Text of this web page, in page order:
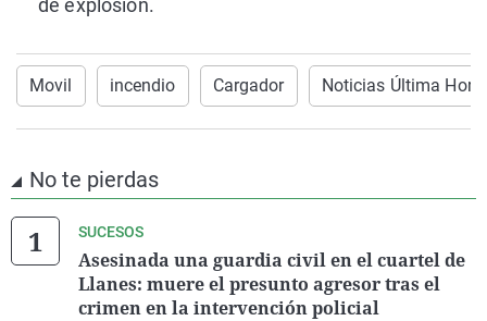
de explosión.
Movil incendio Cargador Noticias Última Hora
No te pierdas
SUCESOS
Asesinada una guardia civil en el cuartel de
Llanes: muere el presunto agresor tras el
crimen en la intervención policial